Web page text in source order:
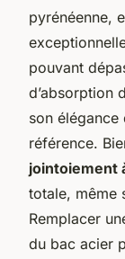
pyrénéenne,
pouvant
d’absorption
son
référence.
jointoiement
totale, même
Remplacer
du bac acier